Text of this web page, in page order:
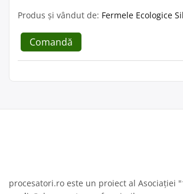
Produs și vândut de: Fermele Ecologice
Comandă
procesatori.ro este un proiect al Asociației "